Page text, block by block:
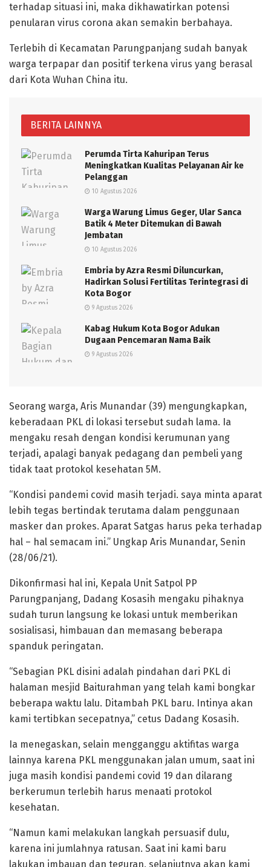
terhadap situasi ini, maka dikhawatirkan potensi
penularan virus corona akan semakin berbahaya.
Terlebih di Kecamatan Parungpanjang sudah banyak
warga terpapar dan positif terkena virus yang berasal
dari Kota Wuhan China itu.
BERITA LAINNYA
Perumda Tirta Kahuripan Terus
Meningkatkan Kualitas Pelayanan Air ke
Pelanggan
10 Agustus 2026
Warga Warung Limus Geger, Ular Sanca
Batik 4 Meter Ditemukan di Bawah
Jembatan
10 Agustus 2026
Embria by Azra Resmi Diluncurkan,
Hadirkan Solusi Fertilitas Terintegrasi di
Kota Bogor
9 Agustus 2026
Kabag Hukum Kota Bogor Adukan
Dugaan Pencemaran Nama Baik
9 Agustus 2026
Seorang warga, Aris Munandar (39) mengungkapkan,
keberadaan PKL di lokasi tersebut sudah lama. Ia
mengaku resah dengan kondisi kerumunan yang
terjadi, apalagi banyak pedagang dan pembeli yang
tidak taat protokol kesehatan 5M.
“Kondisi pandemi covid masih terjadi. saya minta aparat
lebih tegas bertindak terutama dalam penggunaan
masker dan prokes. Aparat Satgas harus peka terhadap
hal – hal semacam ini.” Ungkap Aris Munandar, Senin
(28/06/21).
Dikonfirmasi hal ini, Kepala Unit Satpol PP
Parungpanjang, Dadang Kosasih mengaku pihaknya
sudah turun langsung ke lokasi untuk memberikan
sosialisasi, himbauan dan memasang beberapa
spanduk peringatan.
“Sebagian PKL disini adalah pindahan dari PKL di
halaman mesjid Baiturahman yang telah kami bongkar
beberapa waktu lalu. Ditambah PKL baru. Intinya akan
kami tertibkan secepatnya,” cetus Dadang Kosasih.
Ia menegaskan, selain mengganggu aktifitas warga
lainnya karena PKL menggunakan jalan umum, saat ini
juga masih kondisi pandemi covid 19 dan dilarang
berkerumun terlebih harus menaati protokol
kesehatan.
“Namun kami melakukan langkah persuasif dulu,
karena ini jumlahnya ratusan. Saat ini kami baru
lakukan imbauan dan teguran, selanjutnya akan kami